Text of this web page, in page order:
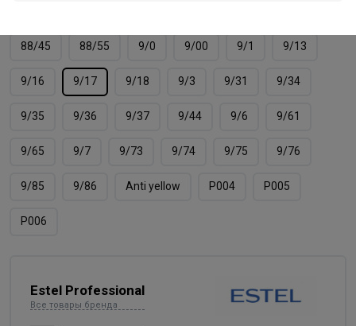
88/45 88/55 9/0 9/00 9/1 9/13
9/16 9/17 9/18 9/3 9/31 9/34
9/35 9/36 9/37 9/44 9/6 9/61
9/65 9/7 9/73 9/74 9/75 9/76
9/85 9/86 Аnti yellow Р004 Р005
Р006
Estel Professional
Все товары бренда